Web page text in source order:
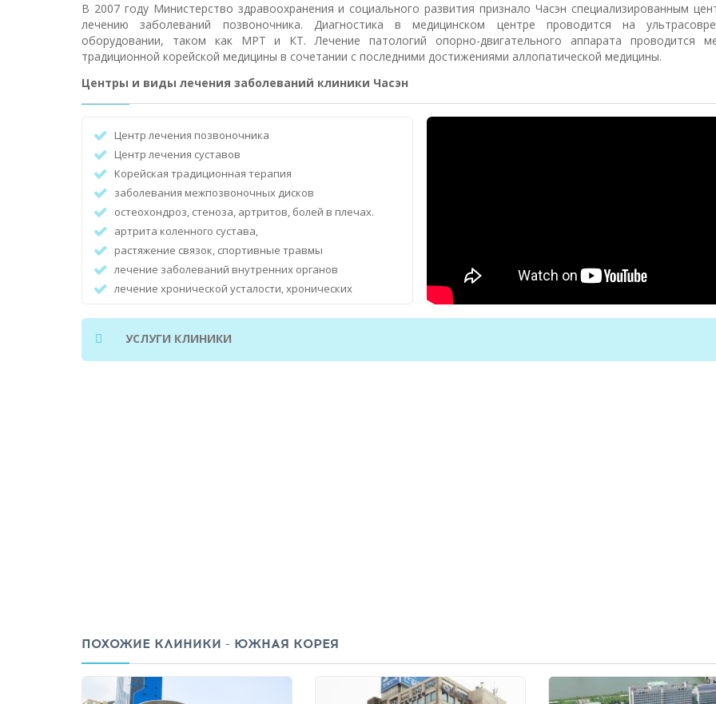
В 2007 году Министерство здравоохранения и социального развития признало Часэн специализированным
лечению заболеваний позвоночника. Диагностика в медицинском центре проводится на
оборудовании, таком как МРТ и КТ. Лечение патологий опорно-двигательного аппарата проводится
традиционной корейской медицины в сочетании с последними достижениями аллопатической медицины.
Центры и виды лечения заболеваний клиники Часэн
Центр лечения позвоночника
Центр лечения суставов
Корейская традиционная терапия
заболевания межпозвоночных дисков
остеохондроз, стеноза, артритов, болей в плечах.
артрита коленного сустава,
растяжение связок, спортивные травмы
лечение заболеваний внутренних органов
лечение хронической усталости, хронических
педиатрическое отделение
отделение диетологии и клиника по снижению веса
УСЛУГИ КЛИНИКИ
ПОХОЖИЕ КЛИНИКИ - ЮЖНАЯ КОРЕЯ